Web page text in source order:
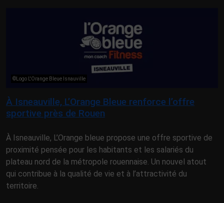
©Logo L'Orange Bleue Isnauville
À Isneauville, L’Orange Bleue renforce l’offre
sportive près de Rouen
À Isneauville, L’Orange bleue propose une offre sportive de
proximité pensée pour les habitants et les salariés du
plateau nord de la métropole rouennaise. Un nouvel atout
qui contribue à la qualité de vie et à l’attractivité du
territoire.